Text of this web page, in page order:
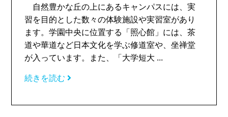
自然豊かな丘の上にあるキャンパスには、実
習を目的とした数々の体験施設や実習室があり
ます。学園中央に位置する「照心館」には、茶
道や華道など日本文化を学ぶ修道室や、坐禅堂
が入っています。また、「大学短大 ...
続きを読む